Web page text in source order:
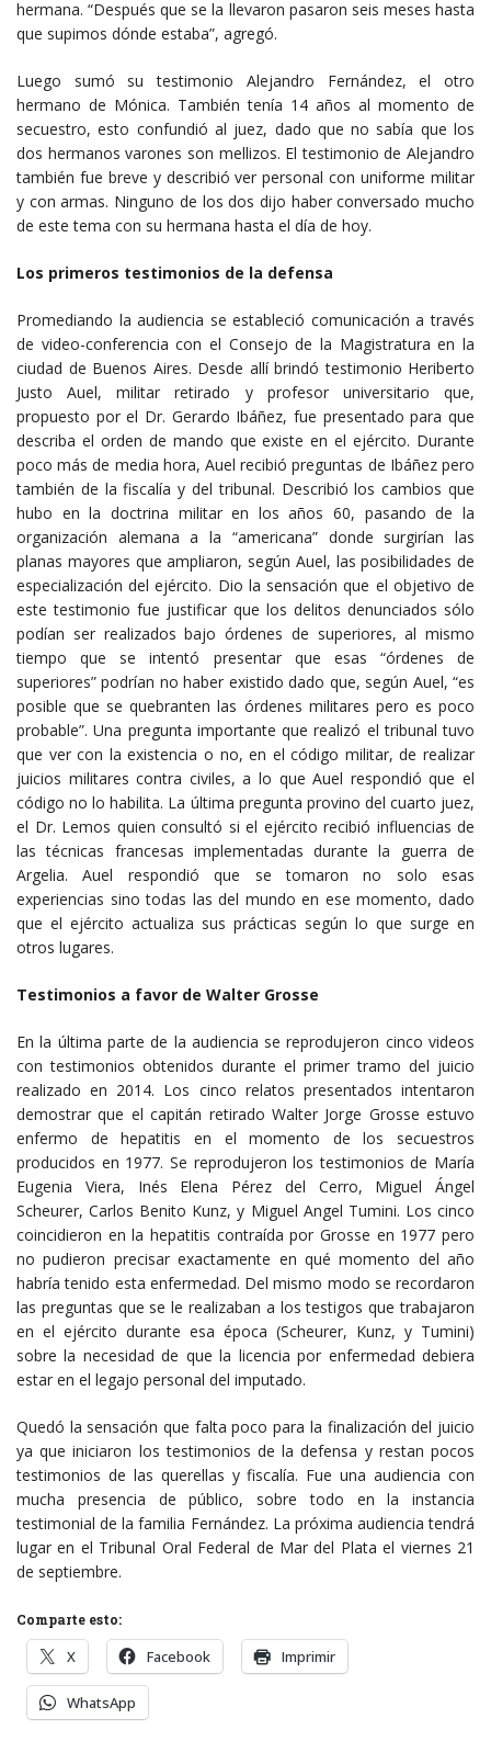
hermana. “Después que se la llevaron pasaron seis meses hasta
que supimos dónde estaba”, agregó.
Luego sumó su testimonio Alejandro Fernández, el otro
hermano de Mónica. También tenía 14 años al momento de
secuestro, esto confundió al juez, dado que no sabía que los
dos hermanos varones son mellizos. El testimonio de Alejandro
también fue breve y describió ver personal con uniforme militar
y con armas. Ninguno de los dos dijo haber conversado mucho
de este tema con su hermana hasta el día de hoy.
Los primeros testimonios de la defensa
Promediando la audiencia se estableció comunicación a través
de video-conferencia con el Consejo de la Magistratura en la
ciudad de Buenos Aires. Desde allí brindó testimonio Heriberto
Justo Auel, militar retirado y profesor universitario que,
propuesto por el Dr. Gerardo Ibáñez, fue presentado para que
describa el orden de mando que existe en el ejército. Durante
poco más de media hora, Auel recibió preguntas de Ibáñez pero
también de la fiscalía y del tribunal. Describió los cambios que
hubo en la doctrina militar en los años 60, pasando de la
organización alemana a la “americana” donde surgirían las
planas mayores que ampliaron, según Auel, las posibilidades de
especialización del ejército. Dio la sensación que el objetivo de
este testimonio fue justificar que los delitos denunciados sólo
podían ser realizados bajo órdenes de superiores, al mismo
tiempo que se intentó presentar que esas “órdenes de
superiores” podrían no haber existido dado que, según Auel, “es
posible que se quebranten las órdenes militares pero es poco
probable”. Una pregunta importante que realizó el tribunal tuvo
que ver con la existencia o no, en el código militar, de realizar
juicios militares contra civiles, a lo que Auel respondió que el
código no lo habilita. La última pregunta provino del cuarto juez,
el Dr. Lemos quien consultó si el ejército recibió influencias de
las técnicas francesas implementadas durante la guerra de
Argelia. Auel respondió que se tomaron no solo esas
experiencias sino todas las del mundo en ese momento, dado
que el ejército actualiza sus prácticas según lo que surge en
otros lugares.
Testimonios a favor de Walter Grosse
En la última parte de la audiencia se reprodujeron cinco videos
con testimonios obtenidos durante el primer tramo del juicio
realizado en 2014. Los cinco relatos presentados intentaron
demostrar que el capitán retirado Walter Jorge Grosse estuvo
enfermo de hepatitis en el momento de los secuestros
producidos en 1977. Se reprodujeron los testimonios de María
Eugenia Viera, Inés Elena Pérez del Cerro, Miguel Ángel
Scheurer, Carlos Benito Kunz, y Miguel Angel Tumini. Los cinco
coincidieron en la hepatitis contraída por Grosse en 1977 pero
no pudieron precisar exactamente en qué momento del año
habría tenido esta enfermedad. Del mismo modo se recordaron
las preguntas que se le realizaban a los testigos que trabajaron
en el ejército durante esa época (Scheurer, Kunz, y Tumini)
sobre la necesidad de que la licencia por enfermedad debiera
estar en el legajo personal del imputado.
Quedó la sensación que falta poco para la finalización del juicio
ya que iniciaron los testimonios de la defensa y restan pocos
testimonios de las querellas y fiscalía. Fue una audiencia con
mucha presencia de público, sobre todo en la instancia
testimonial de la familia Fernández. La próxima audiencia tendrá
lugar en el Tribunal Oral Federal de Mar del Plata el viernes 21
de septiembre.
Comparte esto:
X Facebook Imprimir
WhatsApp